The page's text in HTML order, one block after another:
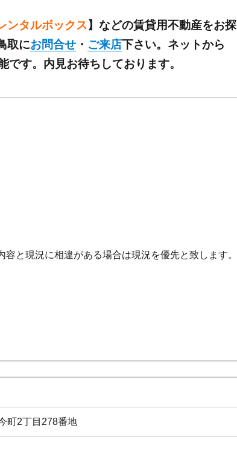
ンタルボックス 】などの賃貸用不動産をお探
取にお問合せ ・ ご来店下さい。ネットから
です。内見お待ちしております。
と現況に相違がある場合は現況を優先と致します。
町2丁目278番地